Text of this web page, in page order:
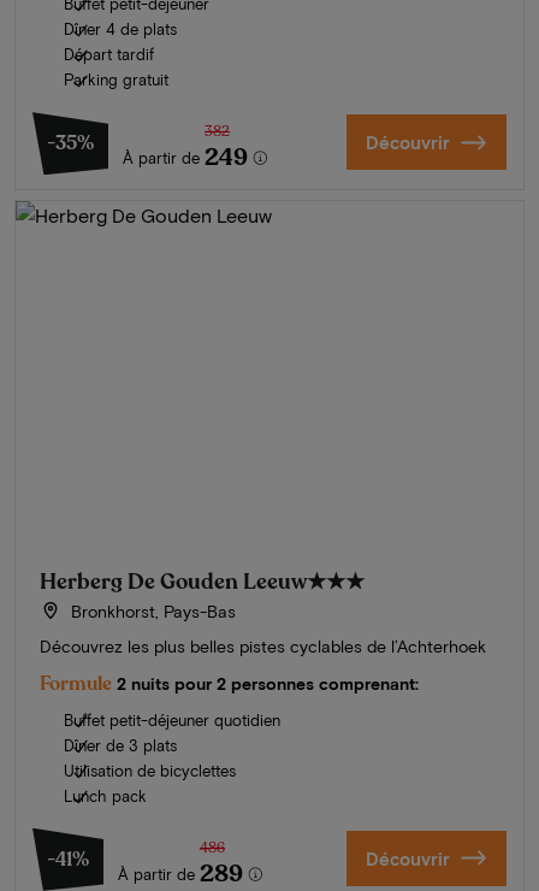
Buffet petit-déjeuner
Dîner 4 de plats
Départ tardif
Parking gratuit
-35%
À partir de
382
249 Découvrir
Herberg De Gouden Leeuw★★★
Bronkhorst, Pays-Bas
Découvrez les plus belles pistes cyclables de l’Achterhoek
Formule 2 nuits pour 2 personnes comprenant:
Buffet petit-déjeuner quotidien
Dîner de 3 plats
Utilisation de bicyclettes
Lunch pack
-41%
À partir de
486
289 Découvrir